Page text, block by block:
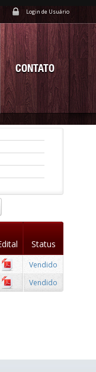
Login de Usuário
CONTATO
Status
Vendido
Vendido